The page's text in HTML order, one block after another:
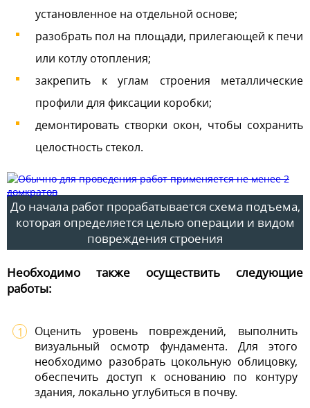
установленное на отдельной основе;
разобрать пол на площади, прилегающей к печи
или котлу отопления;
закрепить к углам строения металлические
профили для фиксации коробки;
демонтировать створки окон, чтобы сохранить
целостность стекол.
До начала работ прорабатывается схема подъема,
которая определяется целью операции и видом
повреждения строения
Необходимо также осуществить следующие
работы:
Оценить уровень повреждений, выполнить
визуальный осмотр фундамента. Для этого
необходимо разобрать цокольную облицовку,
обеспечить доступ к основанию по контуру
здания, локально углубиться в почву.